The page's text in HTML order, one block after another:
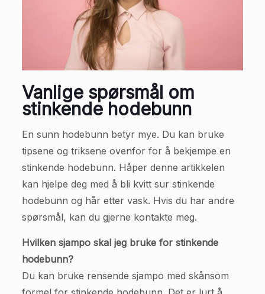
Vanlige spørsmål om
stinkende hodebunn
En sunn hodebunn betyr mye. Du kan bruke
tipsene og triksene ovenfor for å bekjempe en
stinkende hodebunn. Håper denne artikkelen
kan hjelpe deg med å bli kvitt sur stinkende
hodebunn og hår etter vask. Hvis du har andre
spørsmål, kan du gjerne kontakte meg.
Hvilken sjampo skal jeg bruke for stinkende
hodebunn?
Du kan bruke rensende sjampo med skånsom